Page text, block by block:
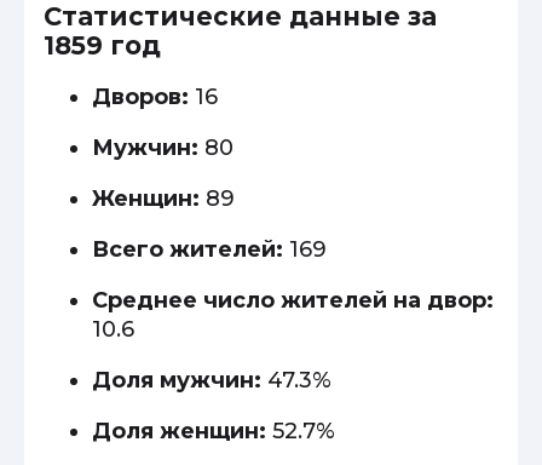
Статистические данные за
1859 год
Дворов: 16
Мужчин: 80
Женщин: 89
Всего жителей: 169
Среднее число жителей на двор:
10.6
Доля мужчин: 47.3%
Доля женщин: 52.7%